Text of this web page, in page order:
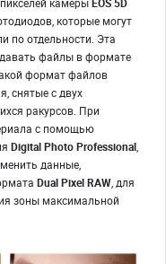
камерыEOS 5D
которые могут
по отдельности. Эта
файлы в формате
формат файлов
снятые с двух
ракурсов. При
с помощью
Digital Photo Professional,
данные,
Dual Pixel RAW, для
зоны максимальной